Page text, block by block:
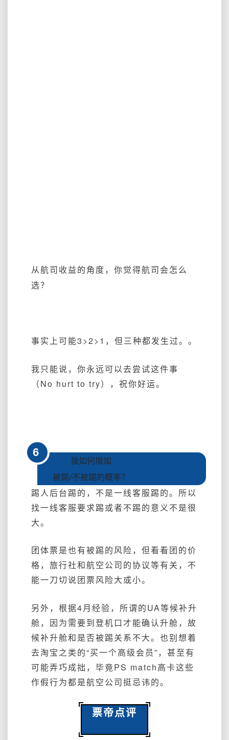
从航司收益的角度， 你觉得航司会怎么
选？
事实上可能3>2>1，但三种都发生过。。
我只能说，你永远可以去尝试这件事
（No hurt to try），祝你好运。
6
我如何增加
被踢/不被踢的概率？
踢人后台踢的，不是一线客服踢的。 所以
找一线客服要求踢或者不踢的意义不是很
大。
团体票是也有被踢的风险，但看看团的价
格，旅行社和航空公司的协议等有关，不
能一刀切说团票风险大或小。
另外，根据4月经验，所谓的UA等候补升
舱，因为需要到登机口才能确认升舱，故
候补升舱和是否被踢关系不大。也别想着
去淘宝之类的“买一个高级会员”，甚至有
可能弄巧成拙，毕竟PS match高卡这些
作假行为都是航空公司挺忌讳的。
票帝点评